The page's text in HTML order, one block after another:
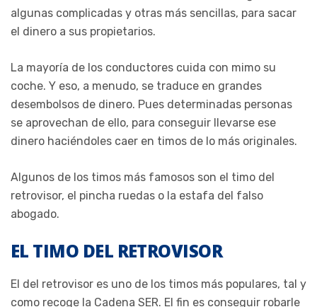
algunas complicadas y otras más sencillas, para sacar
el dinero a sus propietarios.
La mayoría de los conductores cuida con mimo su
coche. Y eso, a menudo, se traduce en grandes
desembolsos de dinero. Pues determinadas personas
se aprovechan de ello, para conseguir llevarse ese
dinero haciéndoles caer en timos de lo más originales.
Algunos de los timos más famosos son el timo del
retrovisor, el pincha ruedas o la estafa del falso
abogado.
EL TIMO DEL RETROVISOR
El del retrovisor es uno de los timos más populares, tal y
como recoge la Cadena SER. El fin es conseguir robarle